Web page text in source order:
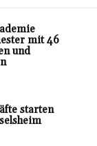
mit 46
und
starten